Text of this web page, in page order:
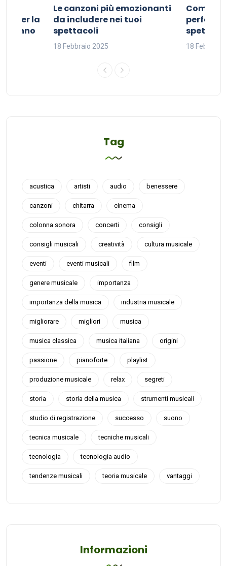
per la
sonno
Le canzoni più emozionanti
da includere nei tuoi
spettacoli
18 Febbraio 2025
Come
perfetta
18 Febbraio
Tag
acustica artisti audio benessere
canzoni chitarra cinema
colonna sonora concerti consigli
consigli musicali creatività cultura musicale
eventi eventi musicali film
genere musicale importanza
importanza della musica industria musicale
migliorare migliori musica
musica classica musica italiana origini
passione pianoforte playlist
produzione musicale relax segreti
storia storia della musica strumenti musicali
studio di registrazione successo suono
tecnica musicale tecniche musicali
tecnologia tecnologia audio
tendenze musicali teoria musicale vantaggi
Informazioni